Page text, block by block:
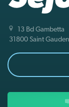
13 Bd Gambetta
31800 Saint